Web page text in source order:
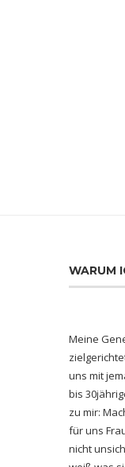
WARUM
Meine
uns mit
bis
zu mir:
für uns
nicht